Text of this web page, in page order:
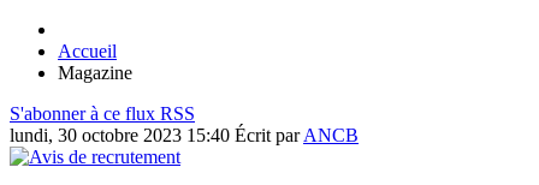
Accueil
Magazine
S'abonner à ce flux RSS
lundi, 30 octobre 2023 15:40 Écrit parANCB